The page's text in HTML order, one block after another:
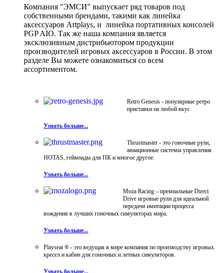
Компания "ЭМСИ" выпускает ряд товаров под
собственными брендами, такими как линейка
аксессуаров Artplays, и линейка портативных консолей
PGP AIO. Так же наша компания является
эксклюзивным дистрибьютором продукции
производителей игровых аксессуаров в России. В этом
разделе Вы можете ознакомиться со всем
ассортиментом.
Retro Genesis - популярные ретро
приставки на любой вкус
Узнать больше...
Thrustmaster - это гоночные рули,
авиационные системы управления
HOTAS, геймпады для ПК и многое другое.
Узнать больше...
Moza Racing – премиальные Direct
Drive игровые рули для идеальной
передачи имитации процесса
вождения в лучших гоночных симуляторах мира.
Узнать больше...
Playseat ® - это ведущая в мире компания по производству игровых
кресел и кабин для гоночных и летных симуляторов.